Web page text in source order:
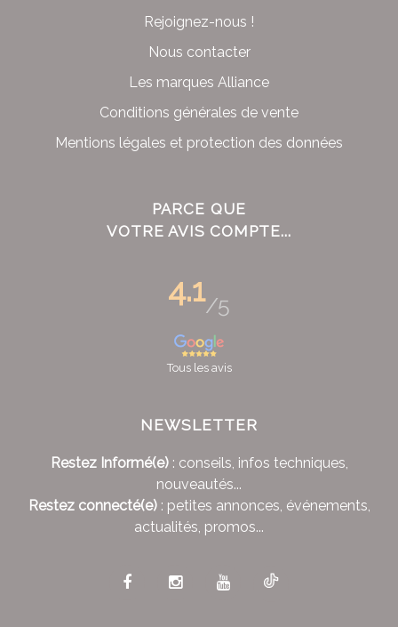
Rejoignez-nous !
Nous contacter
Les marques Alliance
Conditions générales de vente
Mentions légales et protection des données
PARCE QUE
VOTRE AVIS COMPTE...
4.1/5
Tous les avis
NEWSLETTER
Restez Informé(e): conseils, infos techniques,
nouveautés...
Restez connecté(e): petites annonces, événements,
actualités, promos...